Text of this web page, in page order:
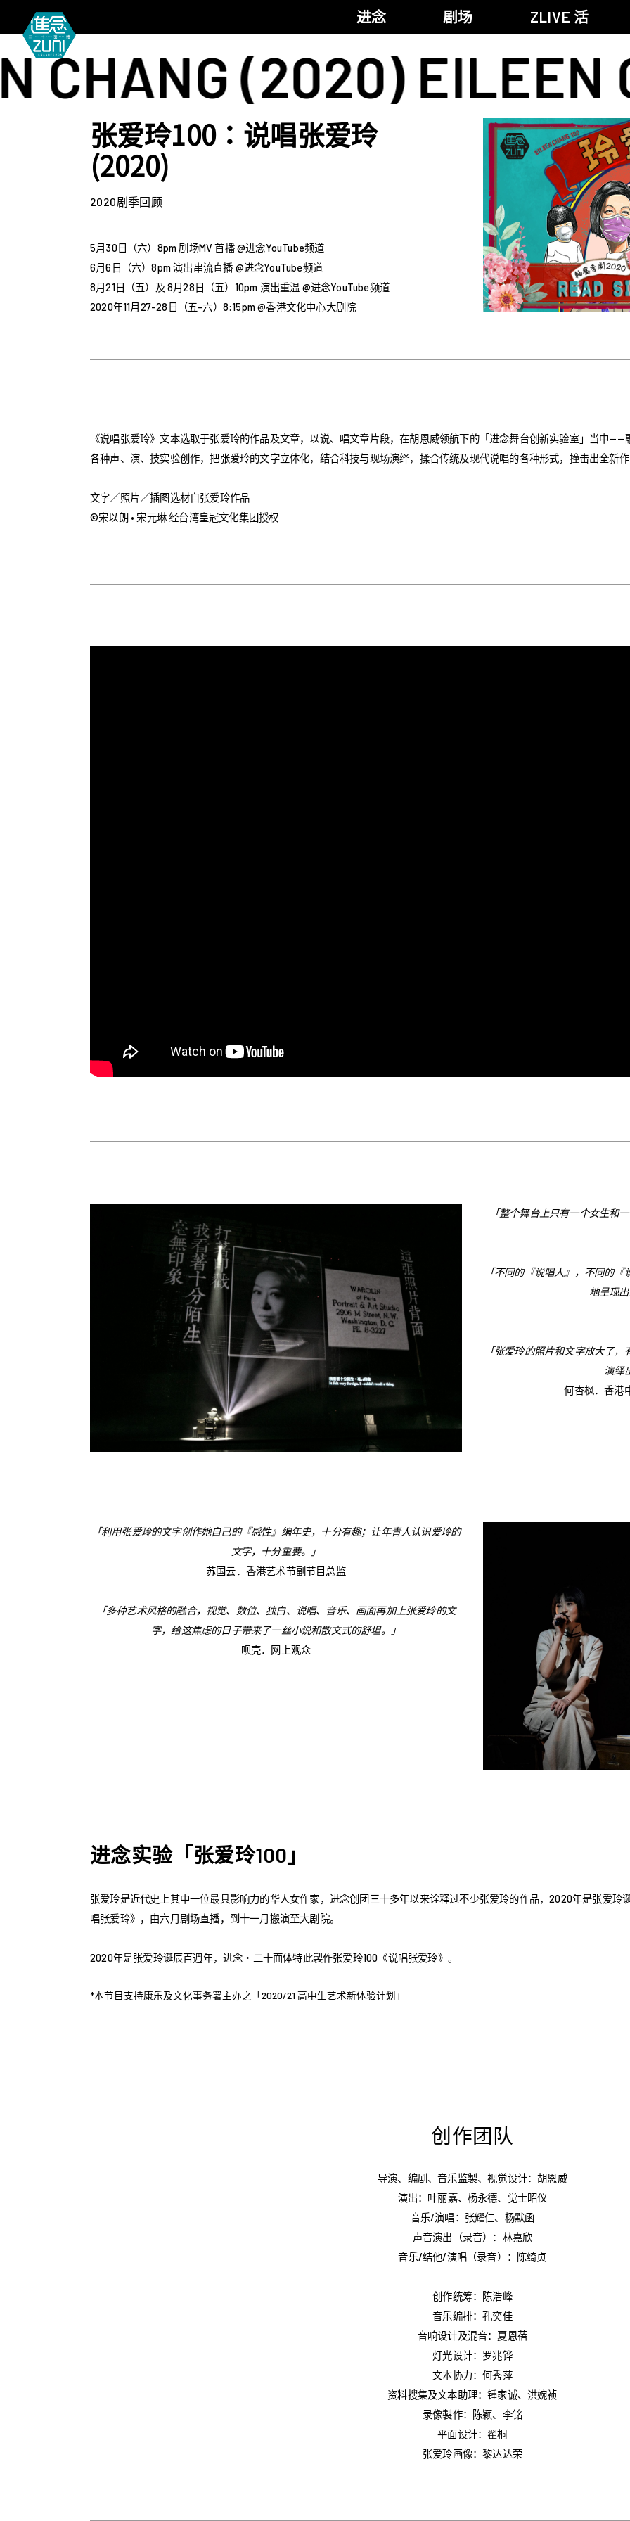
进念
关于进念
支持我们
进念实验剧场文献库
剧场
《笔墨大冒险》
《五行中西》
KJ 黄家正钢琴独奏会《五行》
《万历十五年》
《13．67》2.1
《诸神会艺术节》暨《荣念曾青年艺术学堂 2026》
《戏曲金庸．笑傲江湖》广州巡演 2026
ZLIVE 活
(2020) EILEEN
张爱玲100：说唱张爱玲
(2020)
2020剧季回顾
5月30日（六）8pm 剧场MV 首播 @进念YouTube频道
6月6日（六）8pm 演出串流直播 @进念YouTube频道
8月21日（五）及 8月28日（五）10pm 演出重温 @进念YouTube频道
2020年11月27-28日（五-六）8:15pm @香港文化中心大剧院
《说唱张爱玲》文本选取于张爱玲的作品及文章，以说、唱文章片段，在胡恩威领航下的「进念舞台创新实验室」当中
各种声、演、技实验创作，把张爱玲的文字立体化，结合科技与现场演绎，揉合传统及现代说唱的各种形式，撞击出全新
文字／照片／插图选材自张爱玲作品
©宋以朗 • 宋元琳 经台湾皇冠文化集团授权
「整个舞台上只有一个女生和
「不同的『说唱人』，不同的
地呈现
「张爱玲的照片和文字放大了
演绎
何杏枫．香港
「利用张爱玲的文字创作她自己的『感性』编年史，十分有趣；让年青人认识爱玲的
文字，十分重要。」
苏国云．香港艺术节副节目总监
「多种艺术风格的融合，视觉、数位、独白、说唱、音乐、画面再加上张爱玲的文
字，给这焦虑的日子带来了一丝小说和散文式的舒坦。」
呗壳．网上观众
进念实验「张爱玲100」
张爱玲是近代史上其中一位最具影响力的华人女作家，进念创团三十多年以来诠释过不少张爱玲的作品，2020年是张爱玲
唱张爱玲》，由六月剧场直播，到十一月搬演至大剧院。
2020年是张爱玲诞辰百週年，进念・二十面体特此製作张爱玲100《说唱张爱玲》。
*本节目支持康乐及文化事务署主办之「2020/21 高中生艺术新体验计划」
创作团队
导演、编剧、音乐监製、视觉设计：胡恩威
演出：叶丽嘉、杨永德、觉士昭仪
音乐/演唱：张耀仁、杨默函
声音演出（录音）：林嘉欣
音乐/结他/演唱（录音）：陈绮贞
创作统筹：陈浩峰
音乐编排：孔奕佳
音响设计及混音：夏恩蓓
灯光设计：罗兆铧
文本协力：何秀萍
资料搜集及文本助理：锺家诚、洪婉祯
录像製作：陈颖、李铭
平面设计：翟桐
张爱玲画像：黎达达荣